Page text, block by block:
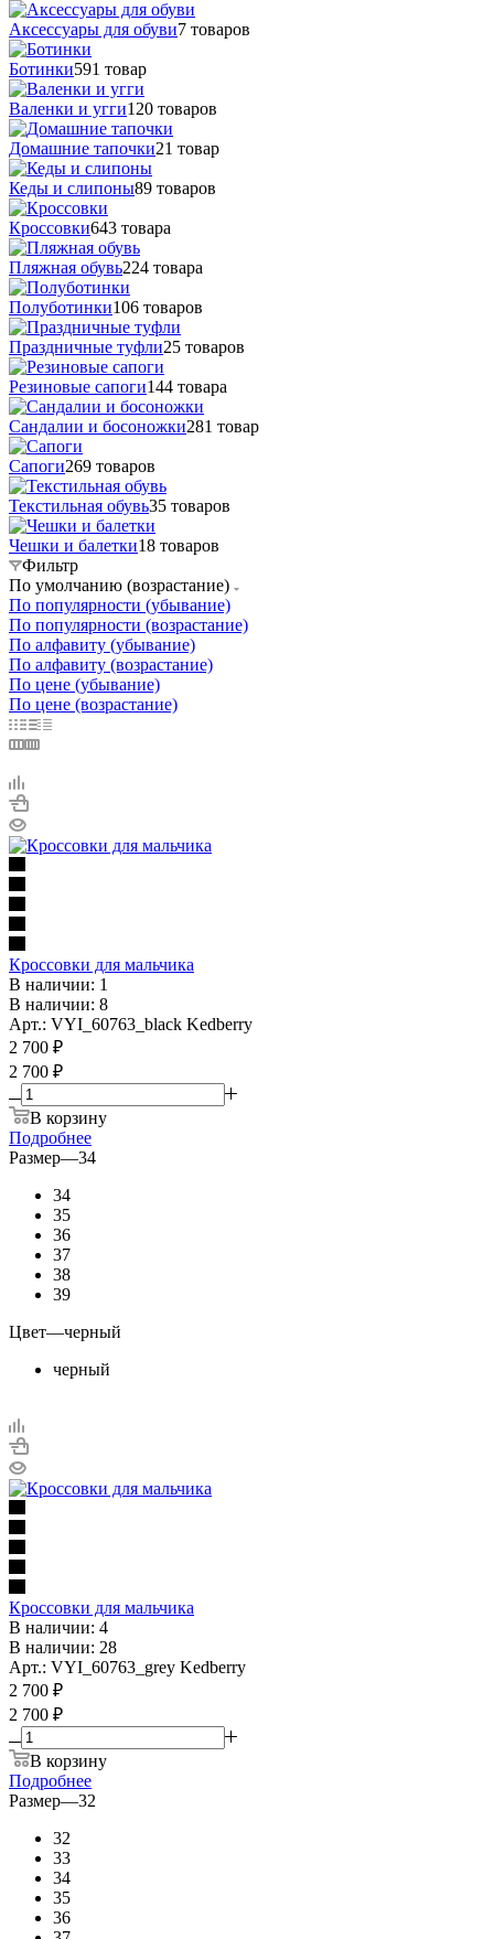
Аксессуары для обуви7 товаров
Ботинки591 товар
Валенки и угги120 товаров
Домашние тапочки21 товар
Кеды и слипоны89 товаров
Кроссовки643 товара
Пляжная обувь224 товара
Полуботинки106 товаров
Праздничные туфли25 товаров
Резиновые сапоги144 товара
Сандалии и босоножки281 товар
Сапоги269 товаров
Текстильная обувь35 товаров
Чешки и балетки18 товаров
Фильтр
По умолчанию (возрастание)
По популярности (убывание)
По популярности (возрастание)
По алфавиту (убывание)
По алфавиту (возрастание)
По цене (убывание)
По цене (возрастание)
Кроссовки для мальчика
В наличии: 1
В наличии: 8
Арт.: VYI_60763_black Kedberry
2 700 ₽
2 700 ₽
В корзину
Подробнее
Размер—34
34
35
36
37
38
39
Цвет—черный
черный
Кроссовки для мальчика
В наличии: 4
В наличии: 28
Арт.: VYI_60763_grey Kedberry
2 700 ₽
2 700 ₽
В корзину
Подробнее
Размер—32
32
33
34
35
36